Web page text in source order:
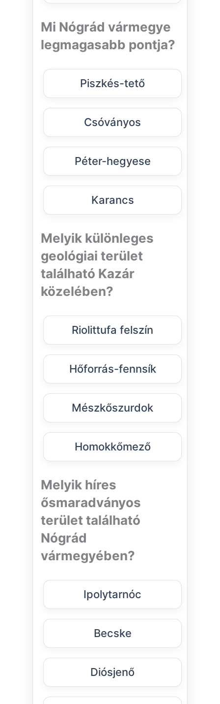
Mi Nógrád vármegye
legmagasabb pontja?
Piszkés-tető
Csóványos
Péter-hegyese
Karancs
Melyik különleges
geológiai terület
található Kazár
közelében?
Riolittufa felszín
Hőforrás-fennsík
Mészkőszurdok
Homokkőmező
Melyik híres
ősmaradványos
terület található
Nógrád
vármegyében?
Ipolytarnóc
Becske
Diósjenő